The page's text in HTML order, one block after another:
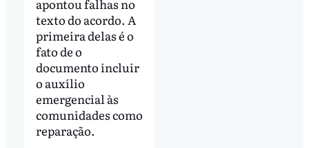
apontou falhas no
texto do acordo. A
primeira delas é o
fato de o
documento incluir
o auxílio
emergencial às
comunidades como
reparação.